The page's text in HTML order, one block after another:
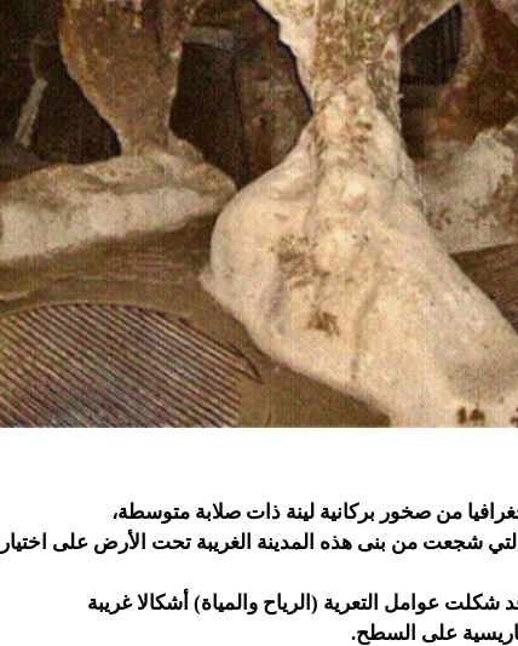
من صخور بركانية لينة ذات صلابة متوسطة،
شجعت من بنى هذه المدينة الغريبة تحت الأرض على اختيار
شكلت عوامل التعرية (الرياح والمياة) أشكالا غريبة
على السطح.